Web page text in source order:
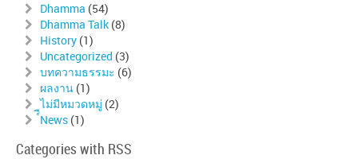
Dhamma (54)
Dhamma Talk (8)
History (1)
Uncategorized (3)
บทความธรรมะ (6)
ผลงาน (1)
ไม่มีหมวดหมู่ (2)
์ืNews (1)
Categories with RSS